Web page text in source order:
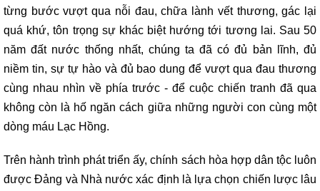
từng bước vượt qua nỗi đau, chữa lành vết thương, gác lại
quá khứ, tôn trọng sự khác biệt hướng tới tương lai. Sau 50
năm đất nước thống nhất, chúng ta đã có đủ bản lĩnh, đủ
niềm tin, sự tự hào và đủ bao dung để vượt qua đau thương
cùng nhau nhìn về phía trước - để cuộc chiến tranh đã qua
không còn là hố ngăn cách giữa những người con cùng một
dòng máu Lạc Hồng.
Trên hành trình phát triển ấy, chính sách hòa hợp dân tộc luôn
được Đảng và Nhà nước xác định là lựa chọn chiến lược lâu